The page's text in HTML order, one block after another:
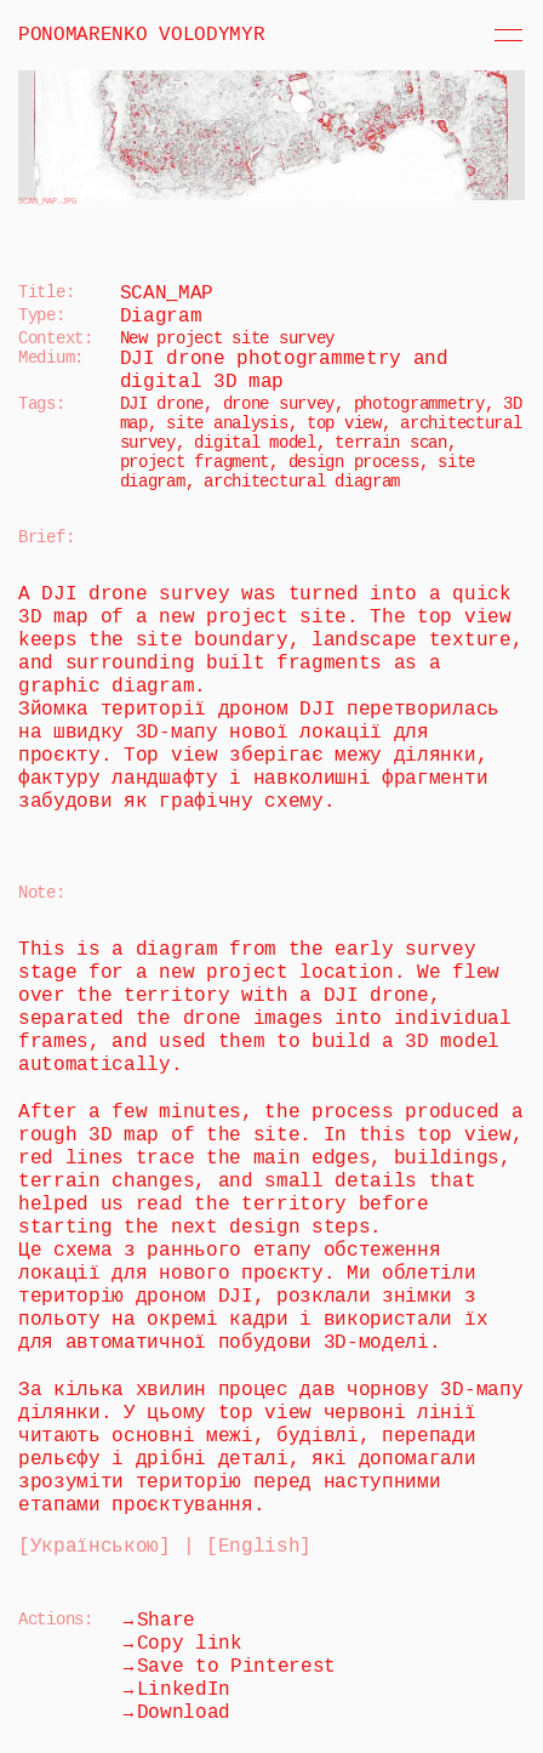
PONOMARENKO VOLODYMYR
SCAN_MAP.JPG
Title: SCAN_MAP
Type: Diagram
Context:
New project site survey
Medium:
DJI drone photogrammetry and
digital 3D map
Tags:
DJI drone, drone survey, photogrammetry, 3D
map, site analysis, top view, architectural
survey, digital model, terrain scan,
project fragment, design process, site
diagram, architectural diagram
Brief:
A DJI drone survey was turned into a quick
3D map of a new project site. The top view
keeps the site boundary, landscape texture,
and surrounding built fragments as a
graphic diagram.
Зйомка території дроном DJI перетворилась
на швидку 3D-мапу нової локації для
проєкту. Top view зберігає межу ділянки,
фактуру ландшафту і навколишні фрагменти
забудови як графічну схему.
Note:
This is a diagram from the early survey
stage for a new project location. We flew
over the territory with a DJI drone,
separated the drone images into individual
frames, and used them to build a 3D model
automatically.
After a few minutes, the process produced a
rough 3D map of the site. In this top view,
red lines trace the main edges, buildings,
terrain changes, and small details that
helped us read the territory before
starting the next design steps.
Це схема з раннього етапу обстеження
локації для нового проєкту. Ми облетіли
територію дроном DJI, розклали знімки з
польоту на окремі кадри і використали їх
для автоматичної побудови 3D-моделі.
За кілька хвилин процес дав чорнову 3D-мапу
ділянки. У цьому top view червоні лінії
читають основні межі, будівлі, перепади
рельєфу і дрібні деталі, які допомагали
зрозуміти територію перед наступними
етапами проєктування.
[Українською] | [English]
Actions: →Share
→ Copy link
→Save to Pinterest
→ LinkedIn
→ Download